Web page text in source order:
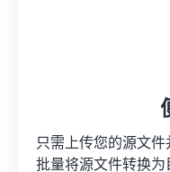
只需上传您的源文
批量将源文件转换为